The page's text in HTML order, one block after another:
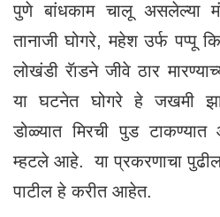
पुणे बांधकाम चालू असलेल्या
तानाजी घोगरे, महेश उर्फ पप्पू
लोखंडी रॅाडने जीवे ठार
या घटनेत घोगरे हे जखमी
डोळ्यात मिरची पुड
म्हटले आहे. या प्रकरणाचा पुढील
पाटील हे करीत आहेत.